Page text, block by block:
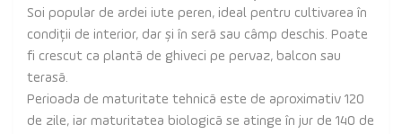
Soi popular de ardei iute peren, ideal pentru cultivarea în
condiții de interior, dar și în seră sau câmp deschis. Poate
fi crescut ca plantă de ghiveci pe pervaz, balcon sau
terasă.
Perioada de maturitate tehnică este de aproximativ 120
de zile, iar maturitatea biologică se atinge în jur de 140 de